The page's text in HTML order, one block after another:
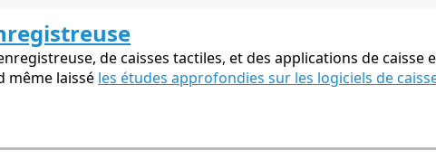
de caisses tactiles, et des applications de
même laissé les études approfondies sur les logiciels de